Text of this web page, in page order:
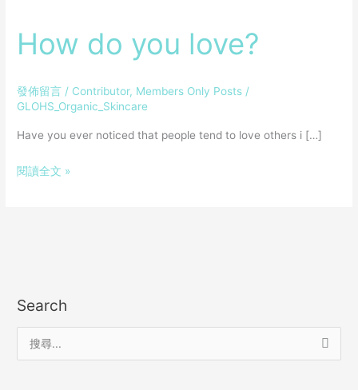
How do you love?
發佈留言 / Contributor, Members Only Posts /
GLOHS_Organic_Skincare
Have you ever noticed that people tend to love others i […]
love?
閱讀全文 »
Search